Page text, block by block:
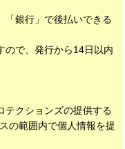
「銀行」で後払いできる
ので、発行から14日以内
テクションズの提供する
の範囲内で個人情報を提